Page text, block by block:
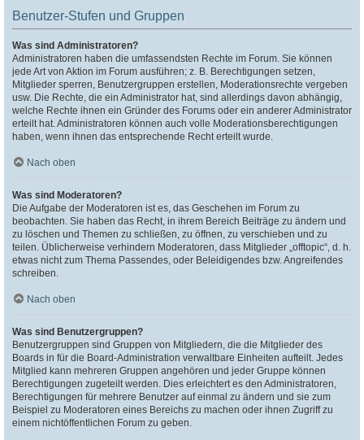
Benutzer-Stufen und Gruppen
Was sind Administratoren?
Administratoren haben die umfassendsten Rechte im Forum. Sie können
jede Art von Aktion im Forum ausführen; z. B. Berechtigungen setzen,
Mitglieder sperren, Benutzergruppen erstellen, Moderationsrechte vergeben
usw. Die Rechte, die ein Administrator hat, sind allerdings davon abhängig,
welche Rechte ihnen ein Gründer des Forums oder ein anderer Administrator
erteilt hat. Administratoren können auch volle Moderationsberechtigungen
haben, wenn ihnen das entsprechende Recht erteilt wurde.
Nach oben
Was sind Moderatoren?
Die Aufgabe der Moderatoren ist es, das Geschehen im Forum zu
beobachten. Sie haben das Recht, in ihrem Bereich Beiträge zu ändern und
zu löschen und Themen zu schließen, zu öffnen, zu verschieben und zu
teilen. Üblicherweise verhindern Moderatoren, dass Mitglieder „offtopic“, d. h.
etwas nicht zum Thema Passendes, oder Beleidigendes bzw. Angreifendes
schreiben.
Nach oben
Was sind Benutzergruppen?
Benutzergruppen sind Gruppen von Mitgliedern, die die Mitglieder des
Boards in für die Board-Administration verwaltbare Einheiten aufteilt. Jedes
Mitglied kann mehreren Gruppen angehören und jeder Gruppe können
Berechtigungen zugeteilt werden. Dies erleichtert es den Administratoren,
Berechtigungen für mehrere Benutzer auf einmal zu ändern und sie zum
Beispiel zu Moderatoren eines Bereichs zu machen oder ihnen Zugriff zu
einem nichtöffentlichen Forum zu geben.